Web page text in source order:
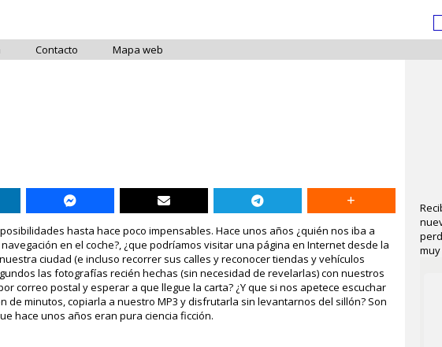
Contacto Mapa web
hasta hace poco impensables. Hace unos años ¿quién nos iba a
en el coche?, ¿que podríamos visitar una página en Internet desde la
ciudad (e incluso recorrer sus calles y reconocer tiendas y vehículos
las fotografías recién hechas (sin necesidad de revelarlas) con nuestros
correo postal y esperar a que llegue la carta? ¿Y que si nos apetece escuchar
de minutos, copiarla a nuestro MP3 y disfrutarla sin levantarnos del sillón? Son
hace unos años eran pura ciencia ficción.